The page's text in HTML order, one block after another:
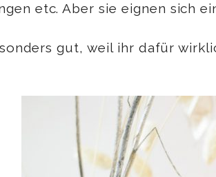
etc. Aber sie eignen sich
gut, weil ihr dafür